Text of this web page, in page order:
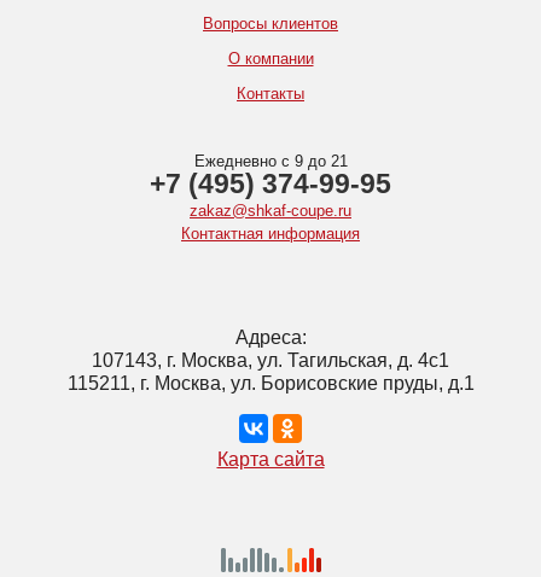
Вопросы клиентов
О компании
Контакты
Ежедневно с 9 до 21
+7 (495) 374-99-95
zakaz@shkaf-coupe.ru
Контактная информация
Адреса:
107143, г. Москва, ул. Тагильская, д. 4с1
115211, г. Москва, ул. Борисовские пруды, д.1
Карта сайта